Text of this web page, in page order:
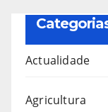
Actualidade
Agricultura